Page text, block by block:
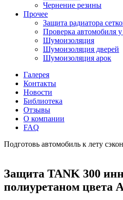
Чернение резины
Прочее
Защита радиатора
Проверка автомобиля у
Шумоизоляция
Шумоизоляция дверей
Шумоизоляция арок
Галерея
Контакты
Новости
Библиотека
Отзывы
О компании
FAQ
Подготовь автомобиль к лету
Защита TANK 300
полиуретаном цвета